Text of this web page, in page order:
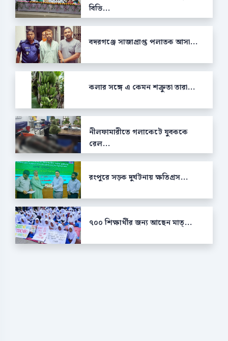
বিভি...
বদরগঞ্জে সাজাপ্রাপ্ত পলাতক আসা...
কলার সঙ্গে এ কেমন শক্রুতা তারা...
নীলফামারীতে গলাকেটে যুবককে
রেল...
রংপুরে সড়ক দুর্ঘটনায় ক্ষতিগ্রস...
৭০০ শিক্ষার্থীর জন্য আছেন মাত্...